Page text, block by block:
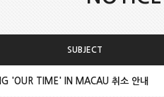
SUBJECT
'OUR TIME' IN MACAU 취소 안내